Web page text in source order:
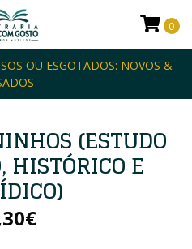
OU ESGOTADOS: NOVOS &
0
(ESTUDO
HISTÓRICO E